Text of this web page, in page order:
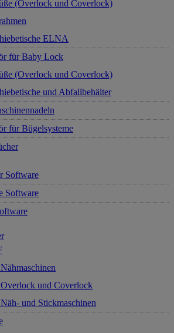
(Overlock und Coverlock)
ELNA
für Baby Lock
(Overlock und Coverlock)
und Abfallbehälter
für Bügelsysteme
Software
Software
Overlock und Coverlock
und Stickmaschinen